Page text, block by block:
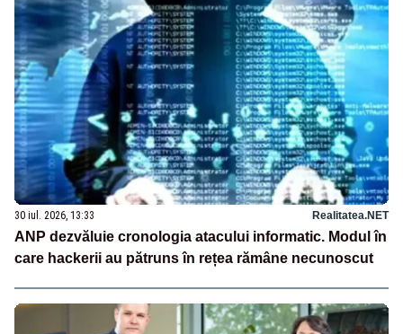
30 iul. 2026, 13:33 Realitatea.NET
ANP dezvăluie cronologia atacului informatic. Modul în
care hackerii au pătruns în rețea rămâne necunoscut